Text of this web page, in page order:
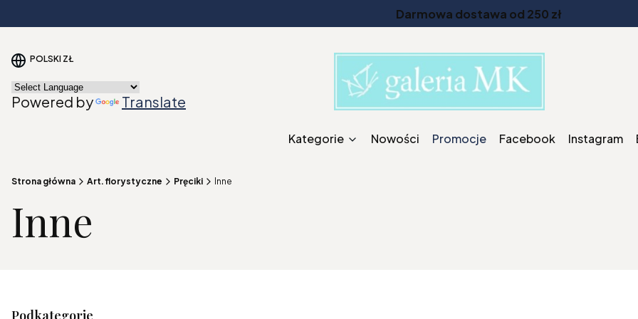
Darmowa dostawa od 250 zł
POLSKI ZŁ
Powered by Translate
Kategorie Nowości Promocje Facebook Instagram
Strona główna Art. florystyczne Pręciki Inne
Inne